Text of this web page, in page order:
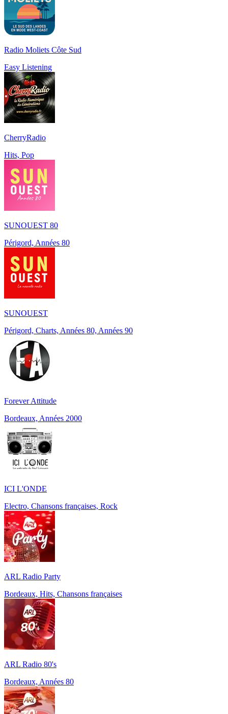
Radio Moliets Côte Sud
Easy Listening
CherryRadio
Hits, Pop
SUNOUEST 80
Périgord, Années 80
SUNOUEST
Périgord, Charts, Années 80, Années 90
Forever Attitude
Bordeaux, Années 2000
ICI L'ONDE
Electro, Chansons françaises, Rock
ARL Radio Party
Bordeaux, Hits, Chansons françaises
ARL Radio 80's
Bordeaux, Années 80